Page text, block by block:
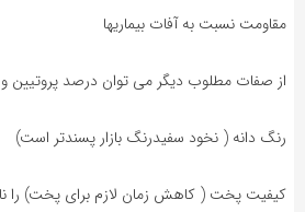
مقاومت نسبت به آفات بیماریها
از صفات مطلوب دیگر می توان درصد پروتیین
رنگ دانه ( نخود سفیدرنگ بازار پسندتر است)
کیفیت پخت ( کاهش زمان لازم برای پخت) را